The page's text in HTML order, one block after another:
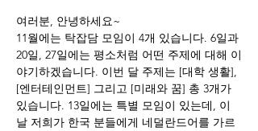
여러분, 안녕하세요~
11월에는 탁잡담 모임이 4개 있습니다. 6일과
20일, 27일에는 평소처럼 어떤 주제에 대해 이
야기하겠습니다. 이번 달 주제는 [대학 생활],
[엔터테인먼트] 그리고 [미래와 꿈] 총 3개가
있습니다. 13일에는 특별 모임이 있는데, 이
날 저희가 한국 분들에게 네덜란드어를 가르